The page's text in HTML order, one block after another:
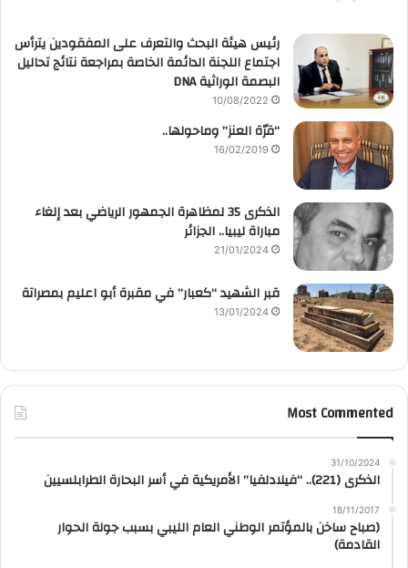
رئيس هيئة البحث والتعرف على المفقودين يترأس
اجتماع اللجنة الدائمة الخاصة بمراجعة نتائج تحاليل
البصمة الوراثية DNA
10/08/2022
“قرّة العنز” وماحولها..
16/02/2019
الذكرى 35 لمظاهرة الجمهور الرياضي بعد إلغاء
مباراة ليبيا.. الجزائر
21/01/2024
قبر الشهيد “كعبار” في مقبرة أبو اعليم بمصراتة
13/01/2024
Most Commented
31/10/2024
الذكرى (221).. “فيلادلفيا” الأمريكية في أسر البحارة الطرابلسيين
18/11/2017
(صباح ساخن بالمؤتمر الوطني العام الليبي بسبب جولة الحوار
القادمة)